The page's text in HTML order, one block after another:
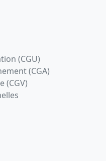
(CGU)
(CGA)
(CGV)